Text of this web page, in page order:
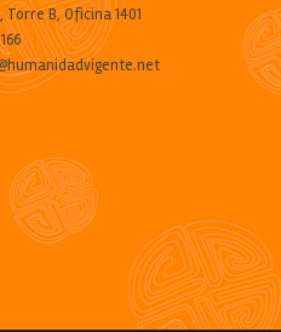
B, Oficina 1401